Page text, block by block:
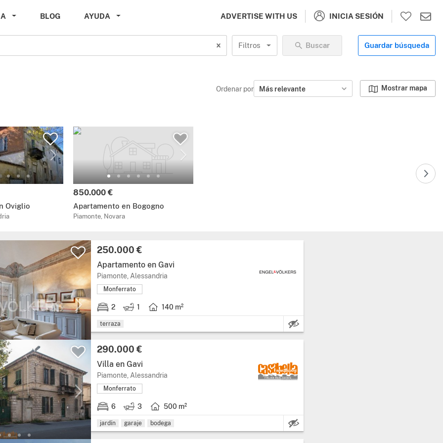
BLOG AYUDA ADVERTISE WITH US INICIA SESIÓN
Filtros Buscar Guardar búsqueda
Ordenar por Más relevante Mostrar mapa
Oviglio
850.000 €
Apartamento en Bogogno
Piamonte, Novara
250.000 €
Apartamento en Gavi
Piamonte, Alessandria
Monferrato
2 1 140 m²
terraza
290.000 €
Villa en Gavi
Piamonte, Alessandria
Monferrato
6 3 500 m²
jardín garaje bodega